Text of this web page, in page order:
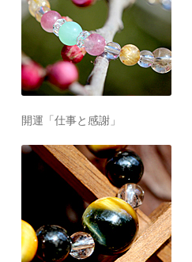
開運「仕事と感謝」